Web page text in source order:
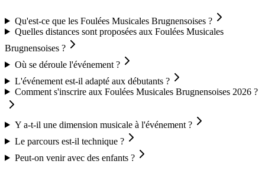
Qu'est-ce que les Foulées Musicales Brugnensoises ?
Quelles distances sont proposées aux Foulées Musicales
Brugnensoises ?
Où se déroule l'événement ?
L'événement est-il adapté aux débutants ?
Comment s'inscrire aux Foulées Musicales Brugnensoises 2026 ?
Y a-t-il une dimension musicale à l'événement ?
Le parcours est-il technique ?
Peut-on venir avec des enfants ?